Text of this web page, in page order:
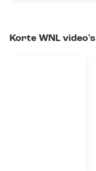
Korte WNL video's